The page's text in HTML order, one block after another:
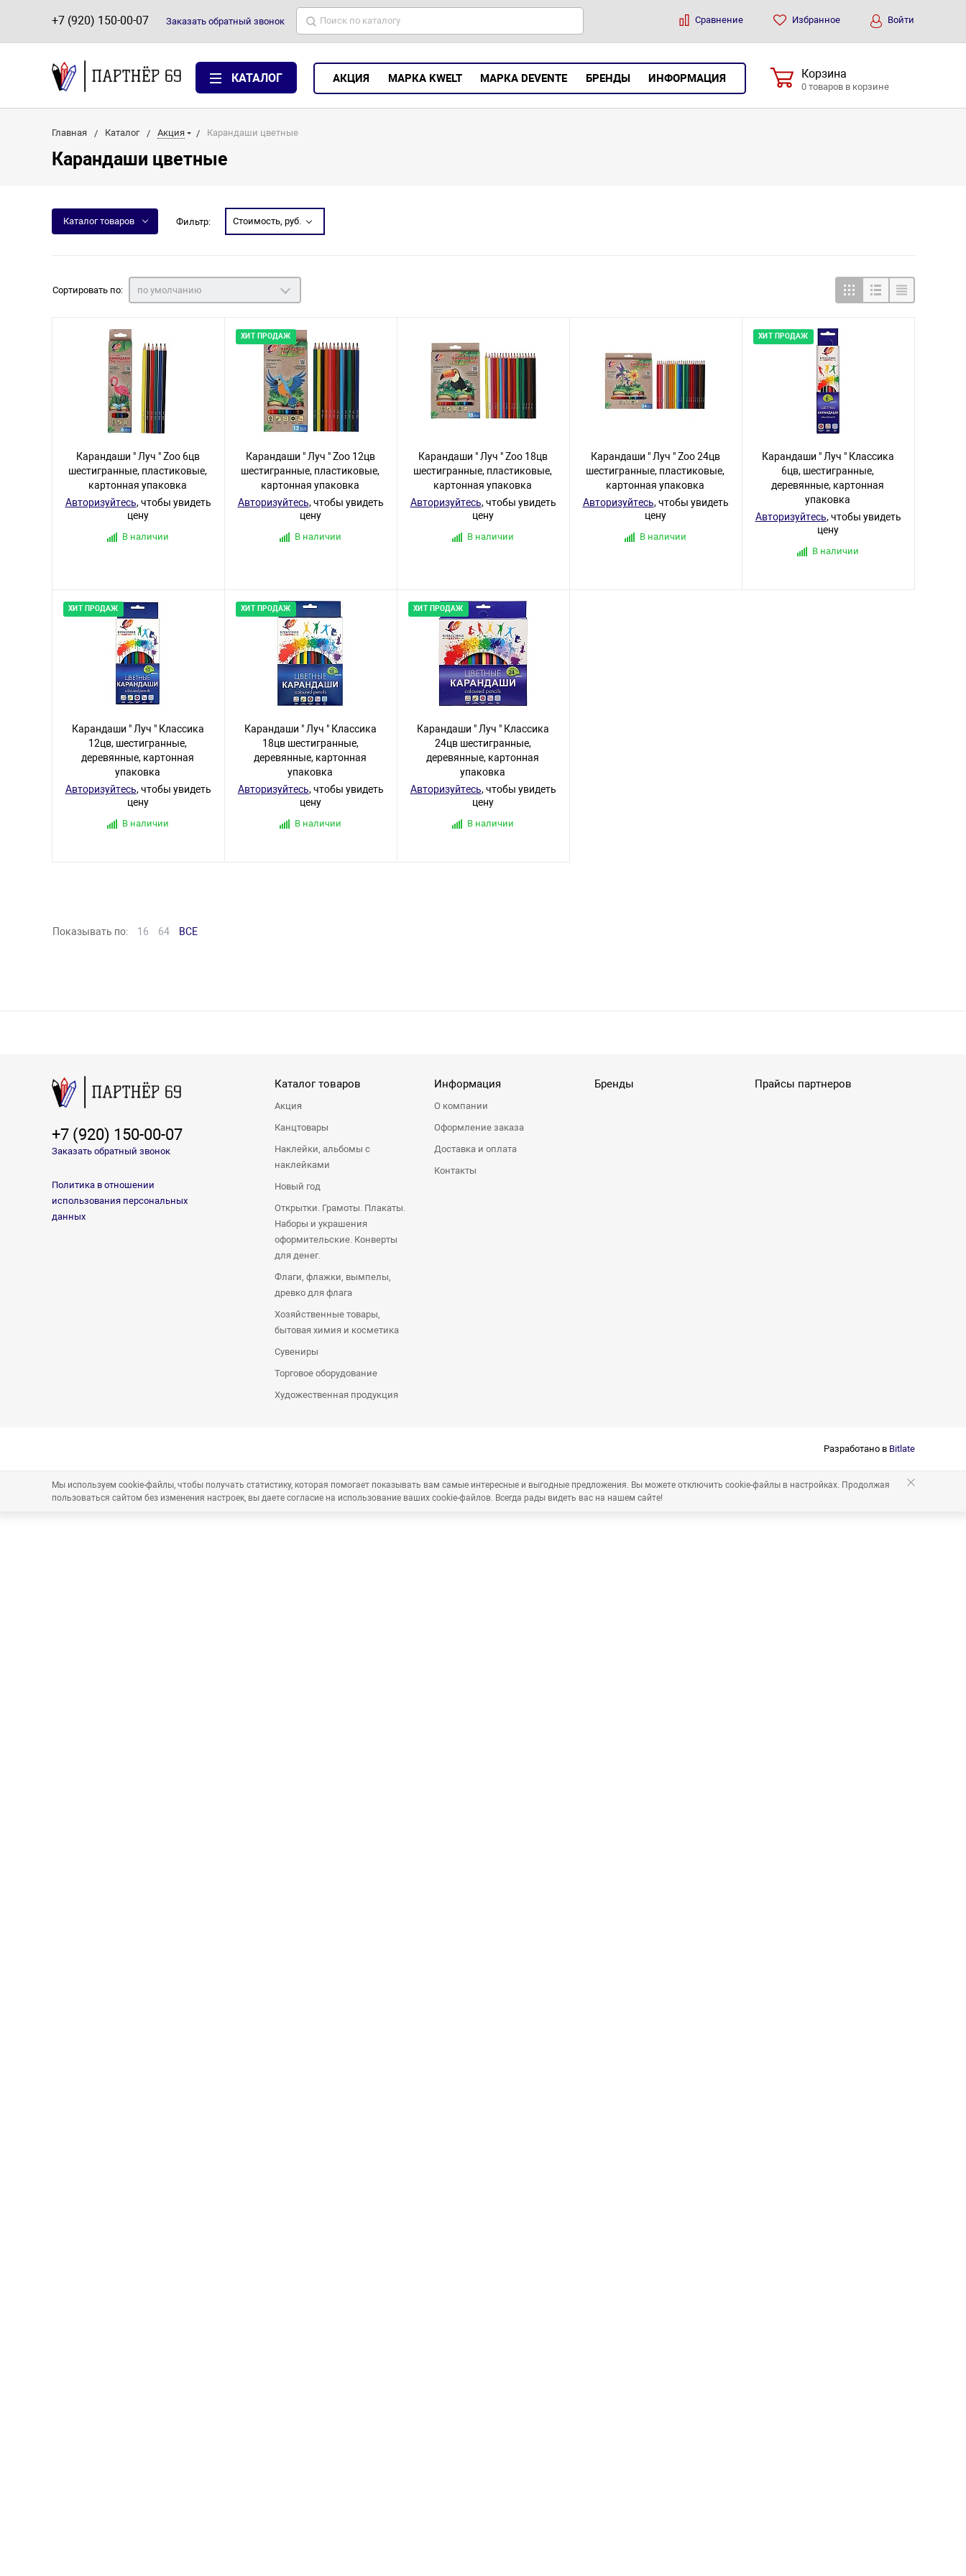
+7 (920) 150-00-07 Заказать обратный звонок Сравнение Избранное Войти
КАТАЛОГ АКЦИЯ МАРКА KWELT МАРКА DEVENTE БРЕНДЫ ИНФОРМАЦИЯ Корзина
0 товаров в корзине
Главная Каталог Акция Карандаши цветные
Карандаши цветные
Каталог товаров Фильтр: Стоимость, руб.
Сортировать по: по умолчанию
Карандаши " Луч " Zoo 6цв
шестигранные, пластиковые,
картонная упаковка
Авторизуйтесь, чтобы увидеть
цену
В наличии
ХИТ ПРОДАЖ
Карандаши " Луч " Zoo 12цв
шестигранные, пластиковые,
картонная упаковка
Авторизуйтесь, чтобы увидеть
цену
В наличии
Карандаши " Луч " Zoo 18цв
шестигранные, пластиковые,
картонная упаковка
Авторизуйтесь, чтобы увидеть
цену
В наличии
Карандаши " Луч " Zoo 24цв
шестигранные, пластиковые,
картонная упаковка
Авторизуйтесь, чтобы увидеть
цену
В наличии
ХИТ ПРОДАЖ
Карандаши " Луч " Классика
6цв, шестигранные,
деревянные, картонная
упаковка
Авторизуйтесь, чтобы увидеть
цену
В наличии
ХИТ ПРОДАЖ
Карандаши " Луч " Классика
12цв, шестигранные,
деревянные, картонная
упаковка
Авторизуйтесь, чтобы увидеть
цену
В наличии
ХИТ ПРОДАЖ
Карандаши " Луч " Классика
18цв шестигранные,
деревянные, картонная
упаковка
Авторизуйтесь, чтобы увидеть
цену
В наличии
ХИТ ПРОДАЖ
Карандаши " Луч " Классика
24цв шестигранные,
деревянные, картонная
упаковка
Авторизуйтесь, чтобы увидеть
цену
В наличии
Показывать по: 16 64 ВСЕ
+7 (920) 150-00-07
Заказать обратный звонок
Политика в отношении
использования персональных
данных
Каталог товаров
Акция
Канцтовары
Наклейки, альбомы с
наклейками
Новый год
Открытки. Грамоты. Плакаты.
Наборы и украшения
оформительские. Конверты
для денег.
Флаги, флажки, вымпелы,
древко для флага
Хозяйственные товары,
бытовая химия и косметика
Сувениры
Торговое оборудование
Художественная продукция
Информация
О компании
Оформление заказа
Доставка и оплата
Контакты
Бренды Прайсы партнеров
Разработано в Bitlate
Мы используем cookie-файлы, чтобы получать статистику, которая помогает показывать вам самые интересные и выгодные предложения. Вы можете отключить cookie-файлы в настройках. Продолжая
пользоваться сайтом без изменения настроек, вы даете согласие на использование ваших cookie-файлов. Всегда рады видеть вас на нашем сайте!